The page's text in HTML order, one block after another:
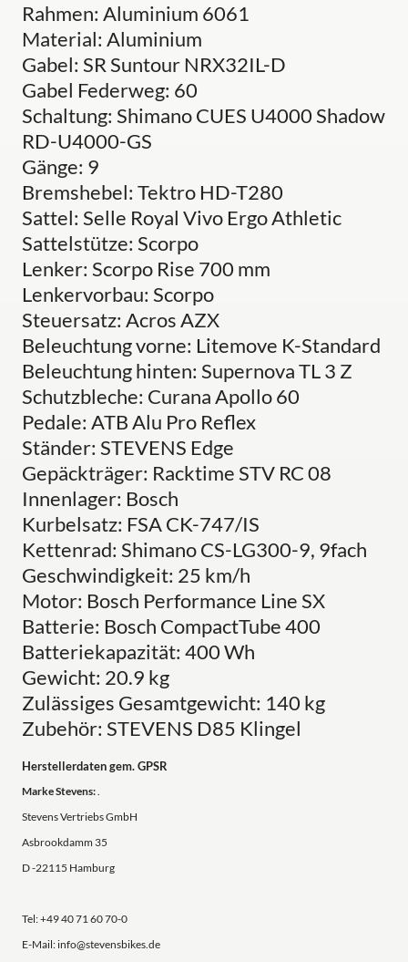
Rahmen: Aluminium 6061
Material: Aluminium
Gabel: SR Suntour NRX32IL-D
Gabel Federweg: 60
Schaltung: Shimano CUES U4000 Shadow
RD-U4000-GS
Gänge: 9
Bremshebel: Tektro HD-T280
Sattel: Selle Royal Vivo Ergo Athletic
Sattelstütze: Scorpo
Lenker: Scorpo Rise 700 mm
Lenkervorbau: Scorpo
Steuersatz: Acros AZX
Beleuchtung vorne: Litemove K-Standard
Beleuchtung hinten: Supernova TL 3 Z
Schutzbleche: Curana Apollo 60
Pedale: ATB Alu Pro Reflex
Ständer: STEVENS Edge
Gepäckträger: Racktime STV RC 08
Innenlager: Bosch
Kurbelsatz: FSA CK-747/IS
Kettenrad: Shimano CS-LG300-9, 9fach
Geschwindigkeit: 25 km/h
Motor: Bosch Performance Line SX
Batterie: Bosch CompactTube 400
Batteriekapazität: 400 Wh
Gewicht: 20.9 kg
Zulässiges Gesamtgewicht: 140 kg
Zubehör: STEVENS D85 Klingel
Herstellerdaten gem. GPSR
Marke Stevens:.
Stevens Vertriebs GmbH
Asbrookdamm 35
D -22115 Hamburg
Tel: +49 40 71 60 70-0
E-Mail: info@stevensbikes.de